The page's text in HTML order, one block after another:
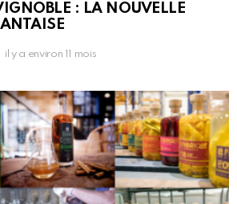
: LA NOUVELLE
il y a environ 11 mois